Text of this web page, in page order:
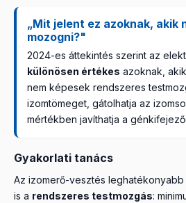
„Mit jelent ez azoknak, akik
mozogni?"
2024-es áttekintés szerint az
különösen értékes azoknak,
nem képesek rendszeres
izomtömeget, gátolhatja az
mértékben javíthatja a
Gyakorlati tanács
Az izomerő-vesztés
is a rendszeres testmozgás: